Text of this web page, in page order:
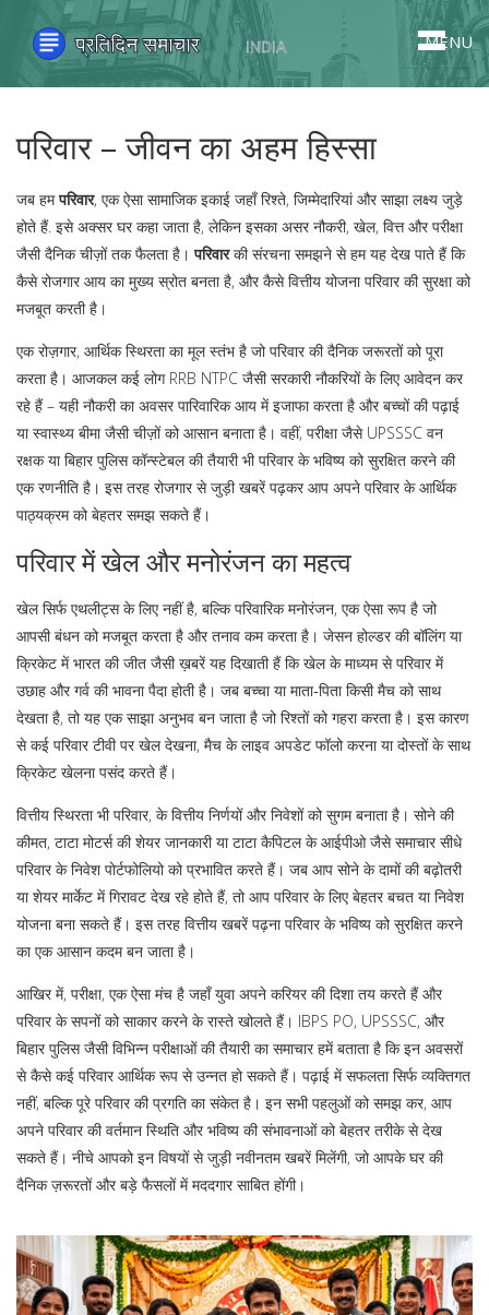
MENU
परिवार – जीवन का अहम हिस्सा
जब हमपरिवार, एक ऐसा सामाजिक इकाई जहाँ रिश्ते, जिम्मेदारियां और साझा लक्ष्य जुड़े
होते हैं. इसे अक्सरघरकहा जाता है, लेकिन इसका असर नौकरी, खेल, वित्त और परीक्षा
जैसी दैनिक चीज़ों तक फैलता है।परिवारकी संरचना समझने से हम यह देख पाते हैं कि
कैसे रोजगार आय का मुख्य स्रोत बनता है, और कैसे वित्तीय योजना परिवार की सुरक्षा को
मजबूत करती है।
एकरोज़गार, आर्थिक स्थिरता का मूल स्तंभ है जो परिवार की दैनिक जरूरतों को पूरा
करता है । आजकल कई लोग RRB NTPC जैसी सरकारी नौकरियों के लिए आवेदन कर
रहे हैं – यही नौकरी का अवसर पारिवारिक आय में इजाफा करता है और बच्चों की पढ़ाई
या स्वास्थ्य बीमा जैसी चीज़ों को आसान बनाता है। वहीं, परीक्षा जैसे UPSSSC वन
रक्षक या बिहार पुलिस कॉन्स्टेबल की तैयारी भी परिवार के भविष्य को सुरक्षित करने की
एक रणनीति है। इस तरह रोजगार से जुड़ी खबरें पढ़कर आप अपने परिवार के आर्थिक
पाठ्यक्रम को बेहतर समझ सकते हैं।
परिवार में खेल और मनोरंजन का महत्व
खेल सिर्फ एथलीट्स के लिए नहीं है, बल्किपरिवारिक मनोरंजन, एक ऐसा रूप है जो
आपसी बंधन को मजबूत करता है और तनाव कम करता है । जेसन होल्डर की बॉलिंग या
क्रिकेट में भारत की जीत जैसी ख़बरें यह दिखाती हैं कि खेल के माध्यम से परिवार में
उछाह और गर्व की भावना पैदा होती है। जब बच्चा या माता‑पिता किसी मैच को साथ
देखता है, तो यह एक साझा अनुभव बन जाता है जो रिश्तों को गहरा करता है। इस कारण
से कई परिवार टीवी पर खेल देखना, मैच के लाइव अपडेट फॉलो करना या दोस्तों के साथ
क्रिकेट खेलना पसंद करते हैं।
वित्तीय स्थिरता भीपरिवार, के वित्तीय निर्णयों और निवेशों को सुगम बनाता है । सोने की
कीमत, टाटा मोटर्स की शेयर जानकारी या टाटा कैपिटल के आईपीओ जैसे समाचार सीधे
परिवार के निवेश पोर्टफोलियो को प्रभावित करते हैं। जब आप सोने के दामों की बढ़ोतरी
या शेयर मार्केट में गिरावट देख रहे होते हैं, तो आप परिवार के लिए बेहतर बचत या निवेश
योजना बना सकते हैं। इस तरह वित्तीय खबरें पढ़ना परिवार के भविष्य को सुरक्षित करने
का एक आसान कदम बन जाता है।
आखिर में, परीक्षा, एक ऐसा मंच है जहाँ युवा अपने करियर की दिशा तय करते हैं और
परिवार के सपनों को साकार करने के रास्ते खोलते हैं। IBPS PO, UPSSSC, और
बिहार पुलिस जैसी विभिन्न परीक्षाओं की तैयारी का समाचार हमें बताता है कि इन अवसरों
से कैसे कई परिवार आर्थिक रूप से उन्नत हो सकते हैं। पढ़ाई में सफलता सिर्फ व्यक्तिगत
नहीं, बल्कि पूरे परिवार की प्रगति का संकेत है। इन सभी पहलुओं को समझ कर, आप
अपने परिवार की वर्तमान स्थिति और भविष्य की संभावनाओं को बेहतर तरीके से देख
सकते हैं। नीचे आपको इन विषयों से जुड़ी नवीनतम खबरें मिलेंगी, जो आपके घर की
दैनिक ज़रूरतों और बड़े फैसलों में मददगार साबित होंगी।